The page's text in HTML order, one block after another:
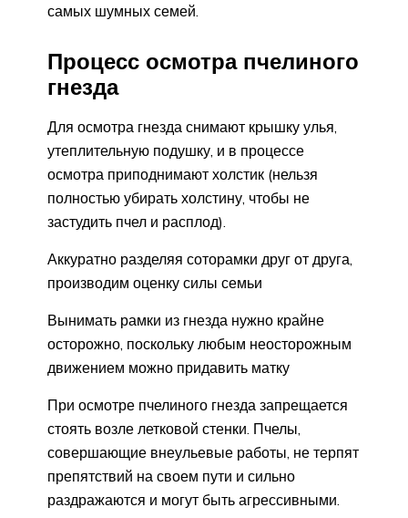
самых шумных семей.
Процесс осмотра пчелиного
гнезда
Для осмотра гнезда снимают крышку улья,
утеплительную подушку, и в процессе
осмотра приподнимают холстик (нельзя
полностью убирать холстину, чтобы не
застудить пчел и расплод).
Аккуратно разделяя соторамки друг от друга,
производим оценку силы семьи
Вынимать рамки из гнезда нужно крайне
осторожно, поскольку любым неосторожным
движением можно придавить матку
При осмотре пчелиного гнезда запрещается
стоять возле летковой стенки. Пчелы,
совершающие внеульевые работы, не терпят
препятствий на своем пути и сильно
раздражаются и могут быть агрессивными.